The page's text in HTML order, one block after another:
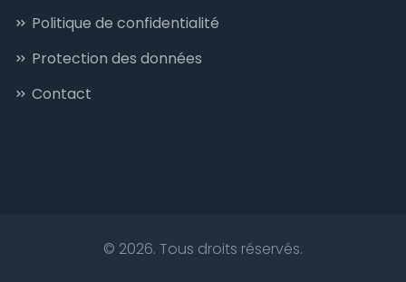
Politique de confidentialité
Protection des données
Contact
© 2026. Tous droits réservés.